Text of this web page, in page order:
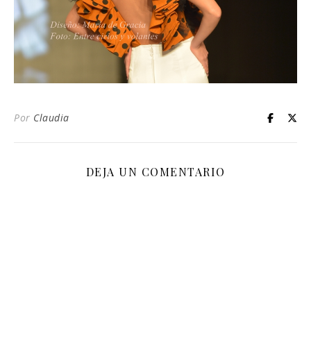
Por Claudia
DEJA UN COMENTARIO